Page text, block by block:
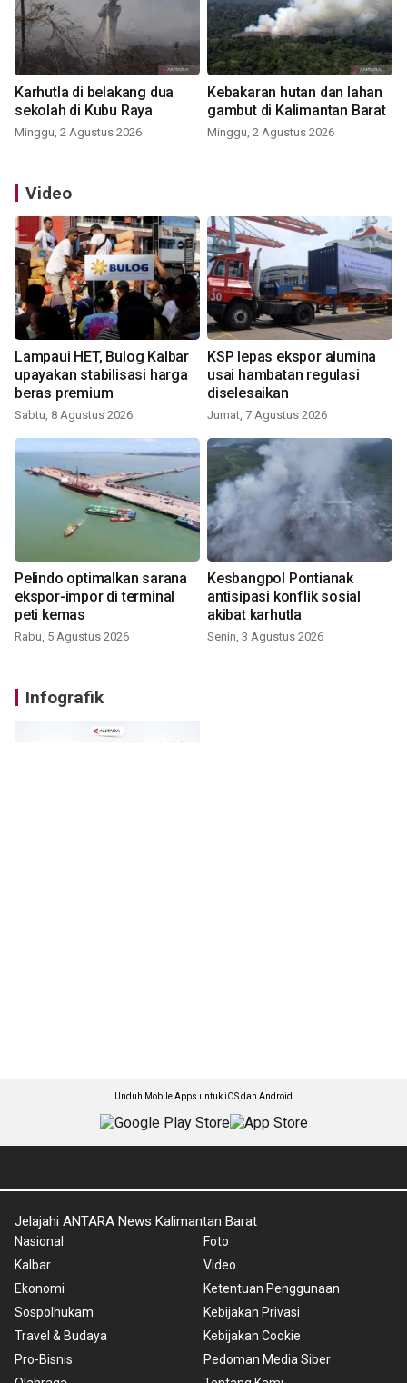
Karhutla di belakang dua
sekolah di Kubu Raya
Minggu, 2 Agustus 2026
Kebakaran hutan dan lahan
gambut di Kalimantan Barat
Minggu, 2 Agustus 2026
Video
Lampaui HET, Bulog Kalbar
upayakan stabilisasi harga
beras premium
Sabtu, 8 Agustus 2026
KSP lepas ekspor alumina
usai hambatan regulasi
diselesaikan
Jumat, 7 Agustus 2026
Pelindo optimalkan sarana
ekspor-impor di terminal
peti kemas
Rabu, 5 Agustus 2026
Kesbangpol Pontianak
antisipasi konflik sosial
akibat karhutla
Senin, 3 Agustus 2026
Infografik
Unduh Mobile Apps untuk iOS dan Android
Jelajahi ANTARA News Kalimantan Barat
Nasional
Kalbar
Ekonomi
Sospolhukam
Travel & Budaya
Pro-Bisnis
Foto
Video
Ketentuan Penggunaan
Kebijakan Privasi
Kebijakan Cookie
Pedoman Media Siber